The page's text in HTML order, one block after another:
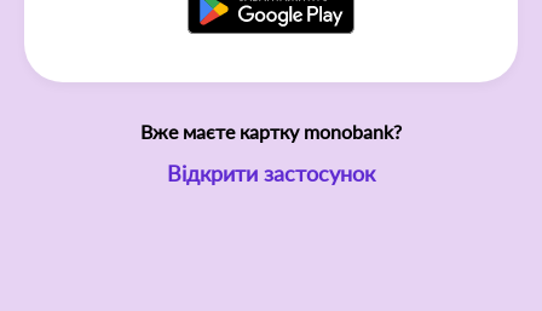
Вже маєте картку monobank?
Відкрити застосунок